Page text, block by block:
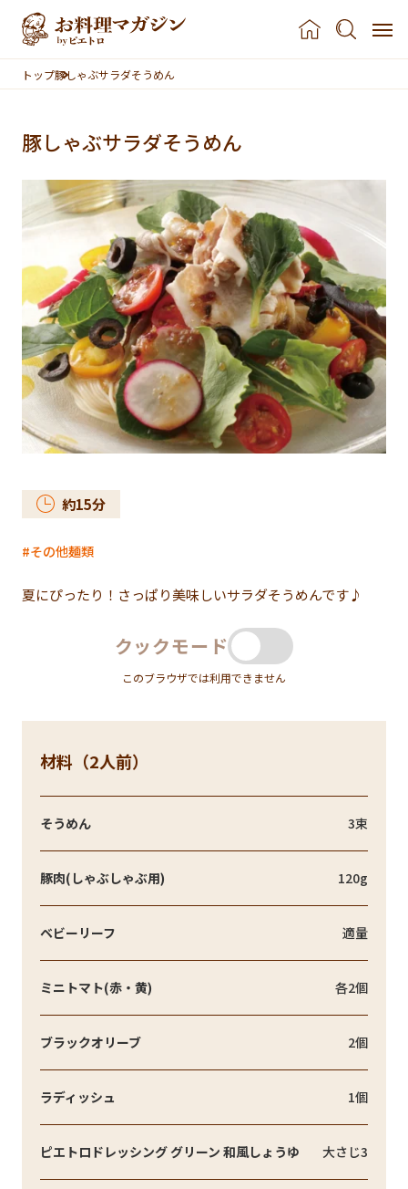
本文へスキップ
トップ豚しゃぶサラダそうめん
豚しゃぶサラダそうめん
約15分
その他麺類
夏にぴったり！さっぱり美味しいサラダそうめんです♪
クックモード
このブラウザでは利用できません
材料（2人前）
そうめん 3束
豚肉(しゃぶしゃぶ用) 120g
ベビーリーフ 適量
ミニトマト(赤・黄) 各2個
ブラックオリーブ 2個
ラディッシュ 1個
ピエトロドレッシング グリーン 和風しょうゆ 大さじ3